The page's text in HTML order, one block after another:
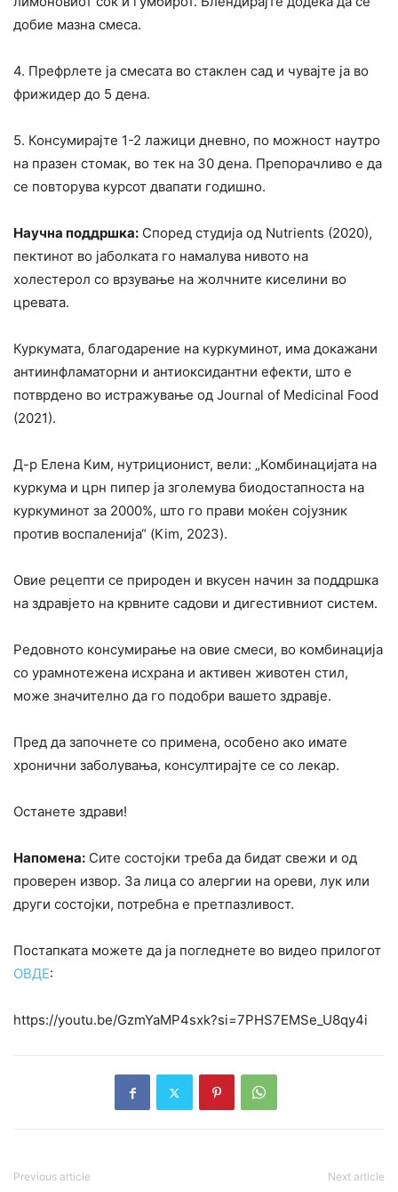
добие мазна смеса.
4. Префрлете ја смесата во стаклен сад и чувајте ја во
фрижидер до 5 дена.
5. Консумирајте 1-2 лажици дневно, по можност наутро
на празен стомак, во тек на 30 дена. Препорачливо е да
се повторува курсот двапати годишно.
Научна поддршка: Според студија од Nutrients (2020),
пектинот во јаболката го намалува нивото на
холестерол со врзување на жолчните киселини во
цревата.
Куркумата, благодарение на куркуминот, има докажани
антиинфламаторни и антиоксидантни ефекти, што е
потврдено во истражување од Journal of Medicinal Food
(2021).
Д-р Елена Ким, нутриционист, вели: „Комбинацијата на
куркума и црн пипер ја зголемува биодостапноста на
куркуминот за 2000%, што го прави моќен сојузник
против воспаленија“ (Kim, 2023).
Овие рецепти се природен и вкусен начин за поддршка
на здравјето на крвните садови и дигестивниот систем.
Редовното консумирање на овие смеси, во комбинација
со урамнотежена исхрана и активен животен стил,
може значително да го подобри вашето здравје.
Пред да започнете со примена, особено ако имате
хронични заболувања, консултирајте се со лекар.
Останете здрави!
Напомена: Сите состојки треба да бидат свежи и од
проверен извор. За лица со алергии на ореви, лук или
други состојки, потребна е претпазливост.
Постапката можете да ја погледнете во видео прилогот
ОВДЕ:
https://youtu.be/GzmYaMP4sxk?si=7PHS7EMSe_U8qy4i
Previous article Next article